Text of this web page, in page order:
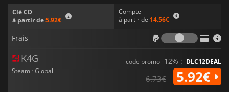
Clé CD
à partir de5.92€
Compte
à partir de 14.56€
Frais
Frais
K4G
Steam · Global
code promo-12% : DLC12DEAL
6.73€ 5.92€